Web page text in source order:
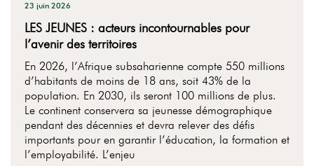
LES JEUNES : acteurs incontournables pour
l’avenir des territoires
23 juin 2026
En 2026, l’Afrique subsaharienne compte 550 millions
d’habitants de moins de 18 ans, soit 43% de la
population. En 2030, ils seront 100 millions de plus.
Le continent conservera sa jeunesse démographique
pendant des décennies et devra relever des défis
importants pour en garantir l’éducation, la formation et
l’employabilité. L’enjeu